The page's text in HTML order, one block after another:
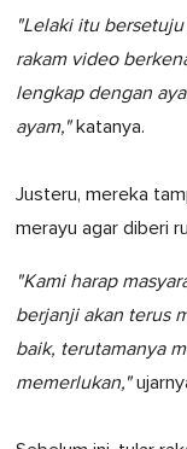
"Lelaki itu
rakam video
lengkap dengan
ayam,"katanya.
Justeru, mereka
merayu agar diberi
"Kami harap
berjanji akan terus
baik, terutamanya
memerlukan,"